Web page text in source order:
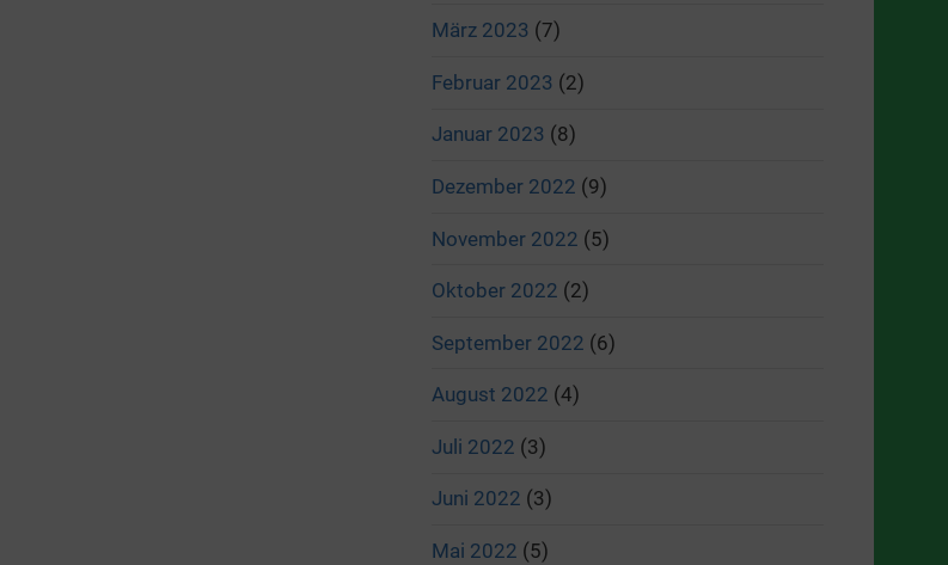
März 2023 (7)
Februar 2023 (2)
Januar 2023 (8)
Dezember 2022 (9)
November 2022 (5)
Oktober 2022 (2)
September 2022 (6)
August 2022 (4)
Juli 2022 (3)
Juni 2022 (3)
Mai 2022 (5)